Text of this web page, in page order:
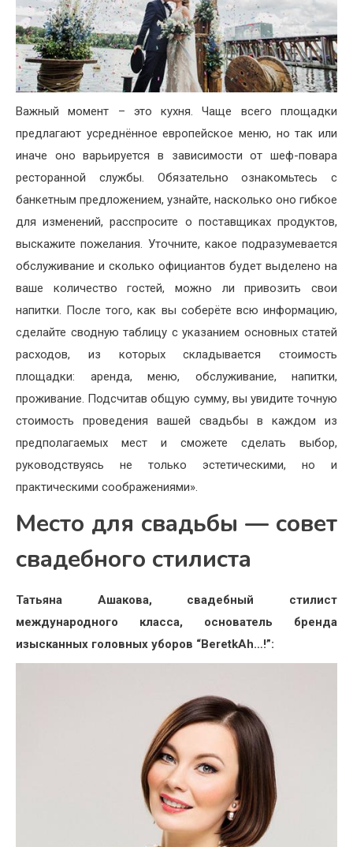
Важный момент – это кухня. Чаще всего площадки
предлагают усреднённое европейское меню, но так или
иначе оно варьируется в зависимости от шеф-повара
ресторанной службы. Обязательно ознакомьтесь с
банкетным предложением, узнайте, насколько оно гибкое
для изменений, расспросите о поставщиках продуктов,
выскажите пожелания. Уточните, какое подразумевается
обслуживание и сколько официантов будет выделено на
ваше количество гостей, можно ли привозить свои
напитки. После того, как вы соберёте всю информацию,
сделайте сводную таблицу с указанием основных статей
расходов, из которых складывается стоимость
площадки: аренда, меню, обслуживание, напитки,
проживание. Подсчитав общую сумму, вы увидите точную
стоимость проведения вашей свадьбы в каждом из
предполагаемых мест и сможете сделать выбор,
руководствуясь не только эстетическими, но и
практическими соображениями».
Место для свадьбы — совет
свадебного стилиста
Татьяна Ашакова, свадебный стилист
международного класса, основатель бренда
изысканных головных уборов “BeretkAh…!”: